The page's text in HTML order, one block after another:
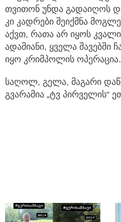
თვითონ უნდა გადაიღოს
კი კადრები შეიქმნა
აქვთ, რათა არ იყოს
ადამიანი, ყველა
იყო კრიმპოლის ოპერაცია.
საღოლ, გელა, მაგარი
გვარამია „ტვ პირველის“